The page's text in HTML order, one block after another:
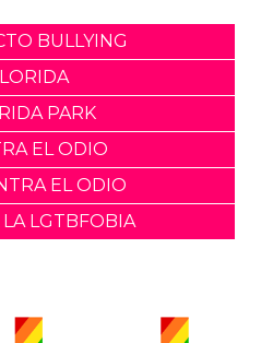
BULLYING
PARK
EL ODIO
EL ODIO
LGTBFOBIA